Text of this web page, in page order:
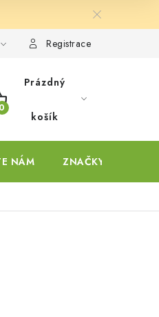
Registrace
Prázdný
košík
NÁM ZNAČKY